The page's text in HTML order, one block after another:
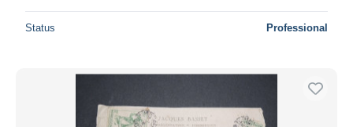
Status Professional